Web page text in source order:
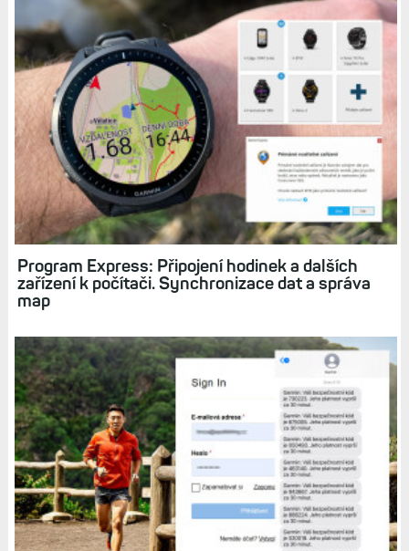
Program Express: Připojení hodinek a dalších
zařízení k počítači. Synchronizace dat a správa
map